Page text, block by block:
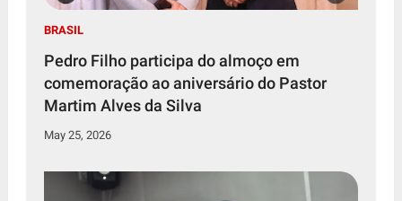
BRASIL
Pedro Filho participa do almoço em
comemoração ao aniversário do Pastor
Martim Alves da Silva
May 25, 2026